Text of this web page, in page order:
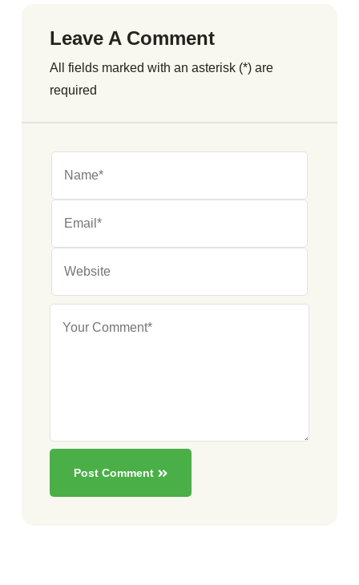
Leave A Comment
All fields marked with an asterisk (*) are
required
Post Comment